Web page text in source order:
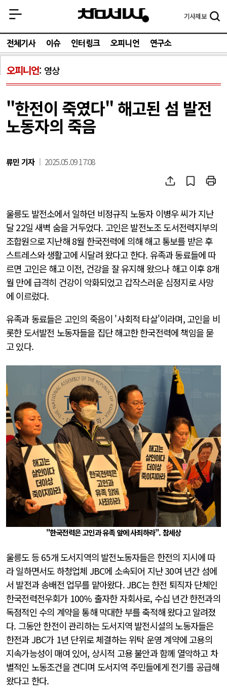
기사제보
전체기사 이슈 인터링크 오피니언 연구소
오피니언 영상
"한전이 죽였다" 해고된 섬 발전
노동자의 죽음
류민 기자 2025.05.09 17:08
울릉도 발전소에서 일하던 비정규직 노동자 이병우 씨가 지난
달 22일 새벽 숨을 거두었다. 고인은 발전노조 도서전력지부의
조합원으로 지난해 8월 한국전력에 의해 해고 통보를 받은 후
스트레스와 생활고에 시달려 왔다고 한다. 유족과 동료들에 따
르면 고인은 해고 이전, 건강을 잘 유지해 왔으나 해고 이후 8개
월 만에 급격히 건강이 악화되었고 갑작스러운 심정지로 사망
에 이르렀다.
유족과 동료들은 고인의 죽음이 '사회적 타살'이라며, 고인을 비
롯한 도서발전 노동자들을 집단 해고한 한국전력에 책임을 묻
고 있다.
"한국전력은 고인과 유족 앞에 사죄하라". 참세상
울릉도 등 65개 도서지역의 발전노동자들은 한전의 지시에 따
라 일하면서도 하청업체 JBC에 소속되어 지난 30여 년간 섬에
서 발전과 송배전 업무를 맡아왔다. JBC는 한전 퇴직자 단체인
한국전력전우회가 100% 출자한 자회사로, 수십 년간 한전과의
독점적인 수의 계약을 통해 막대한 부를 축적해 왔다고 알려졌
다. 그동안 한전이 관리하는 도서지역 발전시설의 노동자들은
한전과 JBC가 1년 단위로 체결하는 위탁 운영 계약에 고용의
지속가능성이 매여 있어, 상시적 고용 불안과 함께 열악하고 차
별적인 노동조건을 견디며 도서지역 주민들에게 전기를 공급해
왔다고 한다.